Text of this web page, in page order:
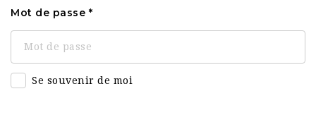
Mot de passe
Se souvenir de moi